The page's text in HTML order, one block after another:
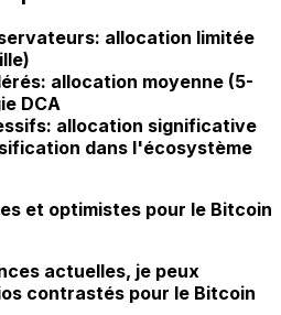
allocation limitée
allocation moyenne (5-
DCA
allocation significative
dans l'écosystème
et optimistes pour le Bitcoin
actuelles, je peux
contrastés pour le Bitcoin